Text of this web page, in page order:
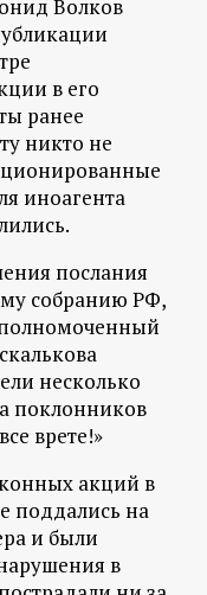
Волков
в его
ранее
никто не
иноагента
послания
собранию РФ,
несколько
поклонников
врете!»
акций в
поддались на
и были
в